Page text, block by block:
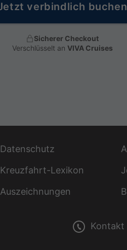
verbindlich buchen
Sicherer Checkout
Verschlüsselt an VIVA Cruises
Datenschutz
Kreuzfahrt-Lexikon
Auszeichnungen
Kontakt